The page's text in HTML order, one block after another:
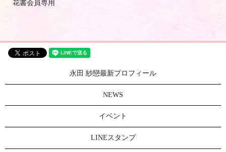
花書会員専用
永田 紗戀最新プロフィール
NEWS
イベント
LINEスタンプ